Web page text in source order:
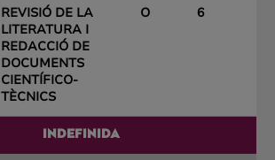
REVISIÓ DE LA
LITERATURA I
REDACCIÓ DE
DOCUMENTS
CIENTÍFICO-
TÈCNICS
O 6
INDEFINIDA